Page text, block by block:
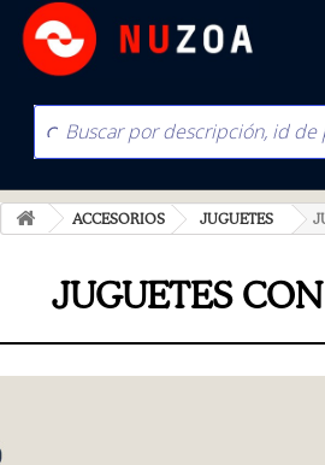
ACCESORIOS JUGUETES
JUGUETES